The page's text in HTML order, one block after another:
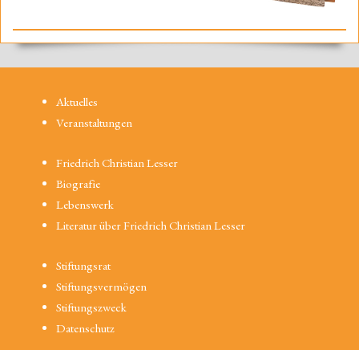
Aktuelles
Veranstaltungen
Friedrich Christian Lesser
Biografie
Lebenswerk
Literatur über Friedrich Christian Lesser
Stiftungsrat
Stiftungsvermögen
Stiftungszweck
Datenschutz